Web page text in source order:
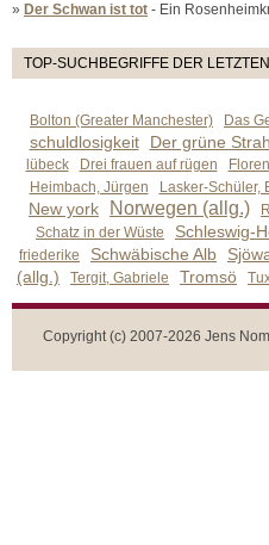
» Der Schwan ist tot - Ein
TOP-SUCHBEGRIFFE DER
Bolton (Greater Manchester) Das
schuldlosigkeit Der grüne
lübeck
Drei frauen auf rügen
Heimbach, Jürgen
Lasker-Schüler,
New york
Norwegen (allg.)
Schatz in der Wüste
Schleswig-
friederike Schwäbische Alb
(allg.) Tergit, Gabriele Tromsö
Copyright (c) 2007-2026 Jens